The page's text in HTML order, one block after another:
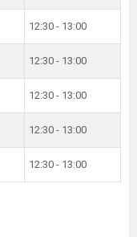
12:30 - 13:00
12:30 - 13:00
12:30 - 13:00
12:30 - 13:00
12:30 - 13:00